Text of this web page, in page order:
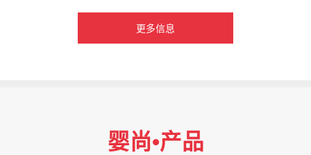
更多信息
婴尚•产品